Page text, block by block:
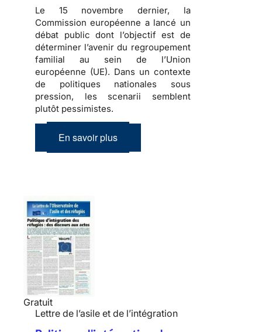
Le 15 novembre dernier, la
Commission européenne a lancé un
débat public dont l’objectif est de
déterminer l’avenir du regroupement
familial au sein de l’Union
européenne (UE). Dans un contexte
de politiques nationales sous
pression, les scenarii semblent
plutôt pessimistes.
En savoir plus
Gratuit
Lettre de l’asile et de l’intégration